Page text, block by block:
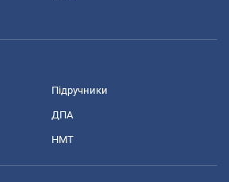
Підручники
ДПА
НМТ